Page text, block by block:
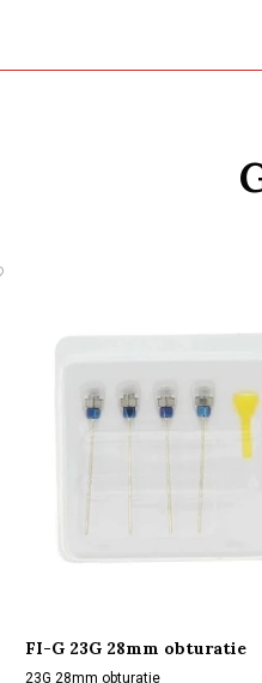
FI-G 23G 28mm obturatie
23G 28mm obturatie